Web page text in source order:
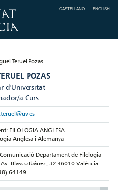
CASTELLANO ENGLISH
POZAS
d'Universitat
a Curs
FILOLOGIA ANGLESA
Anglesa i Alemanya
Departament de Filologia
Blasco Ibáñez, 32 46010 València
64149